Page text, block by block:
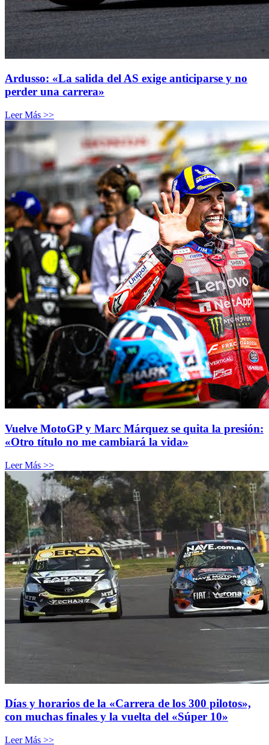
Ardusso: «La salida del AS exige anticiparse y no
perder una carrera»
Leer Más >>
Vuelve MotoGP y Marc Márquez se quita la presión:
«Otro título no me cambiará la vida»
Leer Más >>
Días y horarios de la «Carrera de los 300 pilotos»,
con muchas finales y la vuelta del «Súper 10»
Leer Más >>